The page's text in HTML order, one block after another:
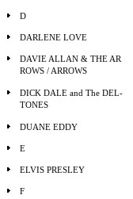
D
DARLENE LOVE
DAVIE ALLAN & THE AR
ROWS / ARROWS
DICK DALE and The DEL-
TONES
DUANE EDDY
E
ELVIS PRESLEY
F